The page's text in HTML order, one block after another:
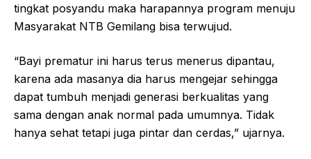
tingkat posyandu maka harapannya program menuju
Masyarakat NTB Gemilang bisa terwujud.
“Bayi prematur ini harus terus menerus dipantau,
karena ada masanya dia harus mengejar sehingga
dapat tumbuh menjadi generasi berkualitas yang
sama dengan anak normal pada umumnya. Tidak
hanya sehat tetapi juga pintar dan cerdas,” ujarnya.